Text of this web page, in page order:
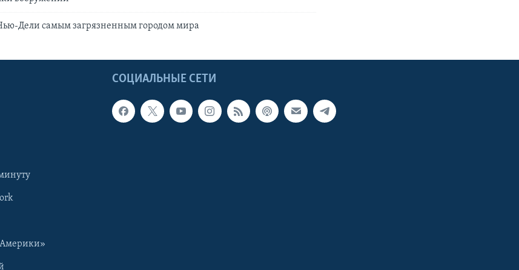
Дели самым загрязненным городом мира
СОЦИАЛЬНЫЕ СЕТИ
Америки»